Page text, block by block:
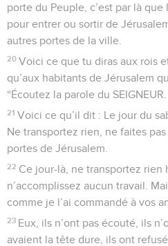
porte du Peuple, c’est par là
pour entrer ou sortir de
autres portes de la ville.
20 Voici ce que tu diras aux rois
qu’aux habitants de Jérusalem
“Écoutez la parole du SEIGNEUR.
21 Voici ce qu’il dit : Le jour du
Ne transportez rien, ne faites
portes de Jérusalem.
22 Ce jour-là, ne transportez rien
n’accomplissez aucun travail.
comme je l’ai commandé à vos
23 Eux, ils n’ont pas écouté, ils
avaient la tête dure, ils ont